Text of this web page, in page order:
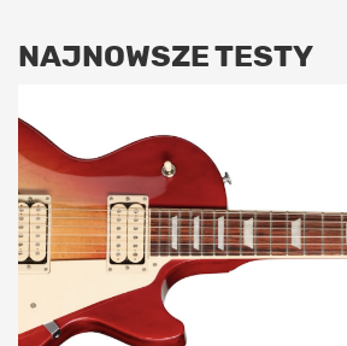
NAJNOWSZE TESTY